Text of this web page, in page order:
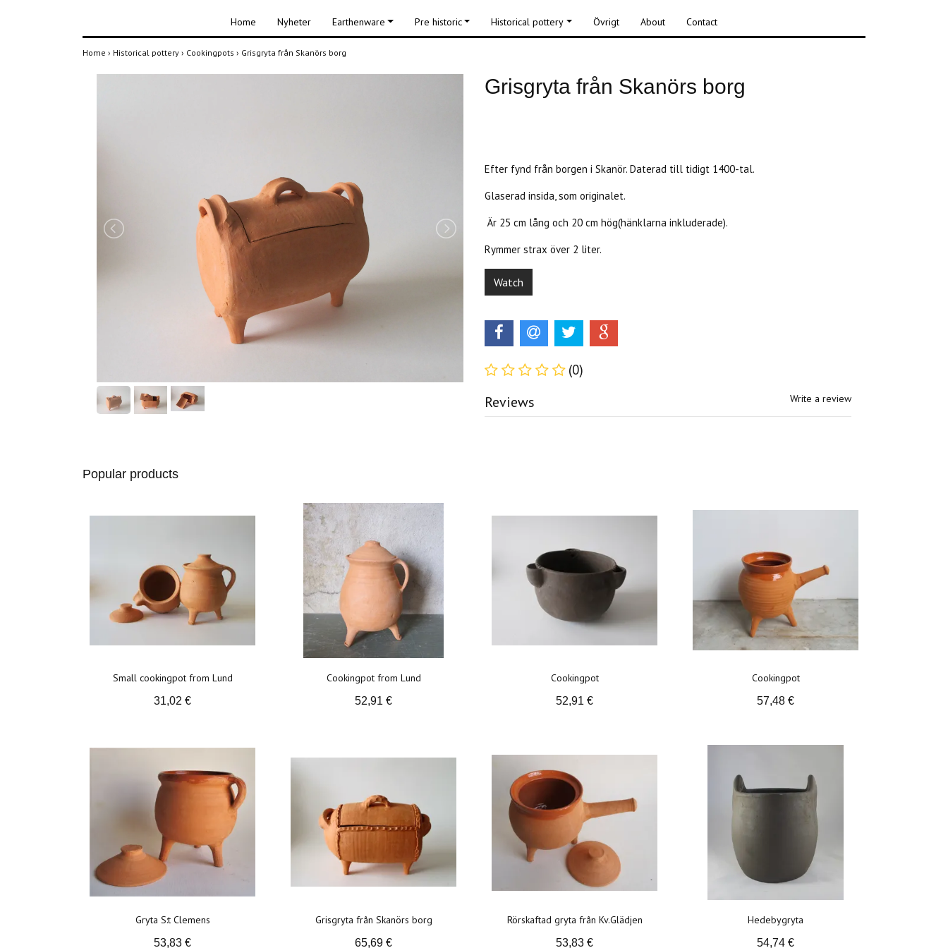
Home Nyheter Earthenware Pre historic Historical pottery Övrigt About Contact
Home › Historical pottery › Cookingpots › Grisgryta från Skanörs borg
Grisgryta från Skanörs borg
Efter fynd från borgen i Skanör. Daterad till tidigt 1400-tal.
Glaserad insida, som originalet.
Är 25 cm lång och 20 cm hög(hänklarna inkluderade).
Rymmer strax över 2 liter.
Watch
(0)
Reviews Write a review
Popular products
Small cookingpot from Lund
31,02 €
Cookingpot from Lund
52,91 €
Cookingpot
52,91 €
Cookingpot
57,48 €
Gryta S:t Clemens
53,83 €
Grisgryta från Skanörs borg
65,69 €
Rörskaftad gryta från Kv.Glädjen
53,83 €
Hedebygryta
54,74 €